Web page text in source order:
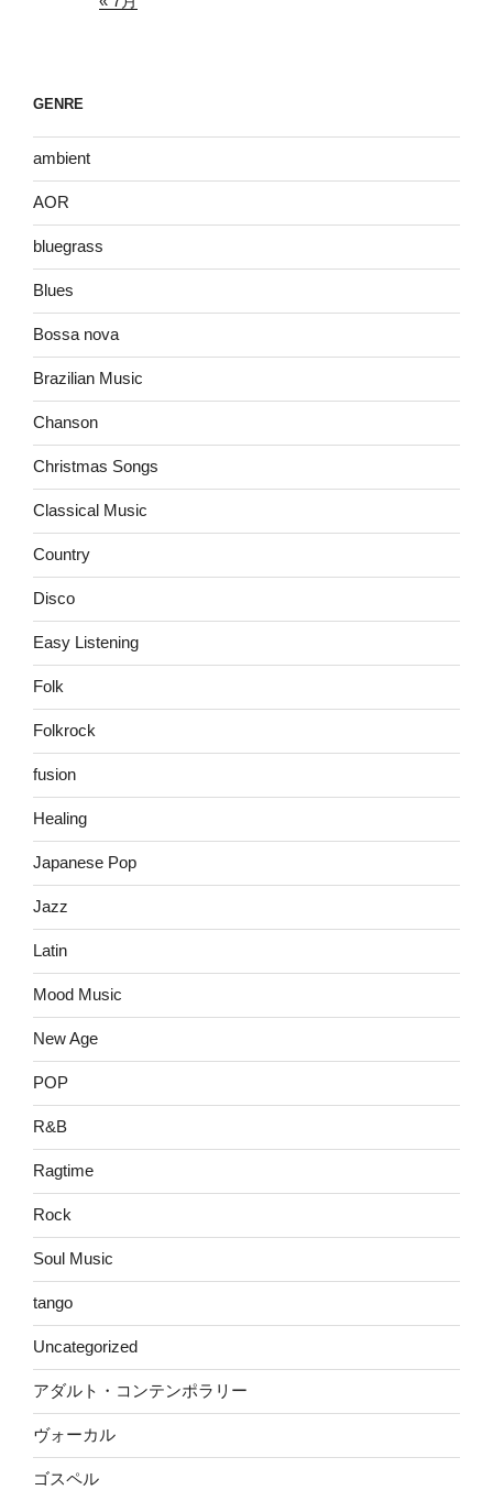
GENRE
ambient
AOR
bluegrass
Blues
Bossa nova
Brazilian Music
Chanson
Christmas Songs
Classical Music
Country
Disco
Easy Listening
Folk
Folkrock
fusion
Healing
Japanese Pop
Jazz
Latin
Mood Music
New Age
POP
R&B
Ragtime
Rock
Soul Music
tango
Uncategorized
アダルト・コンテンポラリー
ヴォーカル
ゴスペル